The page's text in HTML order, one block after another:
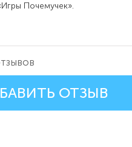
Почемучек».
ОТЗЫВ